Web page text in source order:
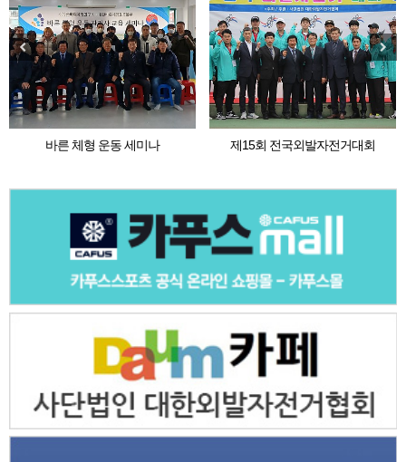
바른 체형 운동 세미나 제15회 전국외발자전거대회